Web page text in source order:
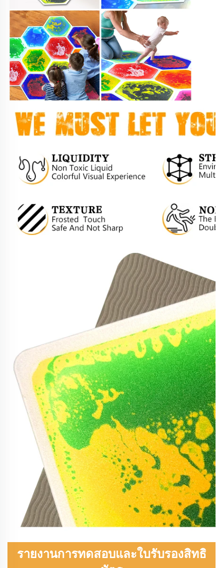
รายงานการทดสอบและใบรับรองสิทธิ